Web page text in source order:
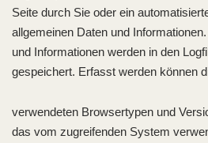
Seite durch Sie oder ein
allgemeinen Daten und
und Informationen werden in den
gespeichert. Erfasst werden können
verwendeten Browsertypen und
das vom zugreifenden System